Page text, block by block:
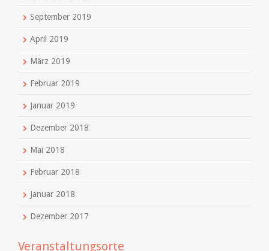
September 2019
April 2019
März 2019
Februar 2019
Januar 2019
Dezember 2018
Mai 2018
Februar 2018
Januar 2018
Dezember 2017
Veranstaltungsorte